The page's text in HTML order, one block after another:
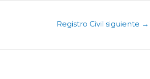
Registro Civil siguiente →